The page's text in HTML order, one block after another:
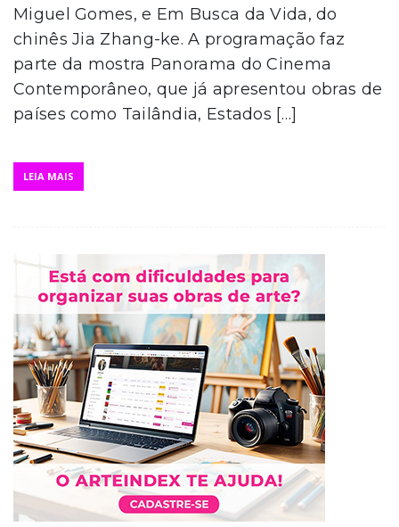
Miguel Gomes, e Em Busca da Vida, do
chinês Jia Zhang-ke. A programação faz
parte da mostra Panorama do Cinema
Contemporâneo, que já apresentou obras de
países como Tailândia, Estados […]
LEIA MAIS